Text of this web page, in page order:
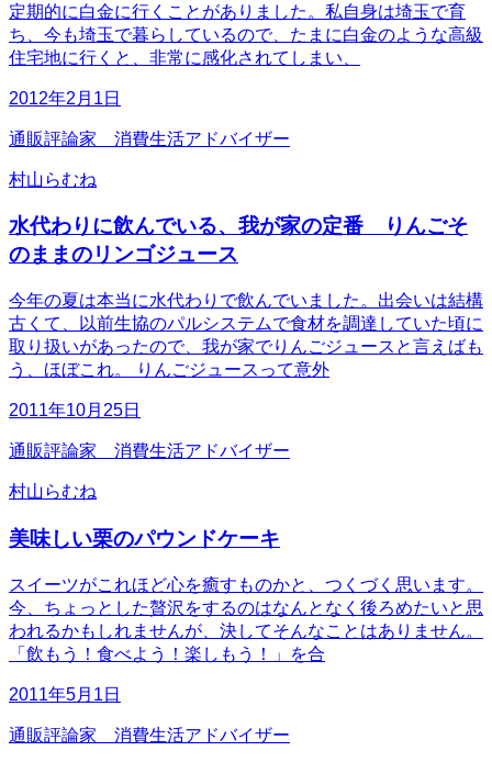
定期的に白金に行くことがありました。私自身は埼玉で育
ち、今も埼玉で暮らしているので、たまに白金のような高級
住宅地に行くと、非常に感化されてしまい、
2012年2月1日
通販評論家 消費生活アドバイザー
村山らむね
水代わりに飲んでいる、我が家の定番 りんごそ
のままのリンゴジュース
今年の夏は本当に水代わりで飲んでいました。出会いは結構
古くて、以前生協のパルシステムで食材を調達していた頃に
取り扱いがあったので、我が家でりんごジュースと言えばも
う、ほぼこれ。 りんごジュースって意外
2011年10月25日
通販評論家 消費生活アドバイザー
村山らむね
美味しい栗のパウンドケーキ
スイーツがこれほど心を癒すものかと、つくづく思います。
今、ちょっとした贅沢をするのはなんとなく後ろめたいと思
われるかもしれませんが、決してそんなことはありません。
「飲もう！食べよう！楽しもう！」を合
2011年5月1日
通販評論家 消費生活アドバイザー